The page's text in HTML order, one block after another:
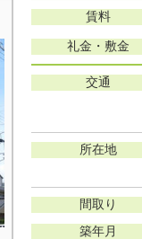
賃料
礼金・敷金
交通
所在地
間取り
築年月